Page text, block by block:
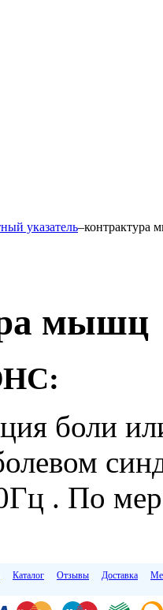
указатель–контрактура
мышц
боли
. По
Каталог Отзывы Доставка